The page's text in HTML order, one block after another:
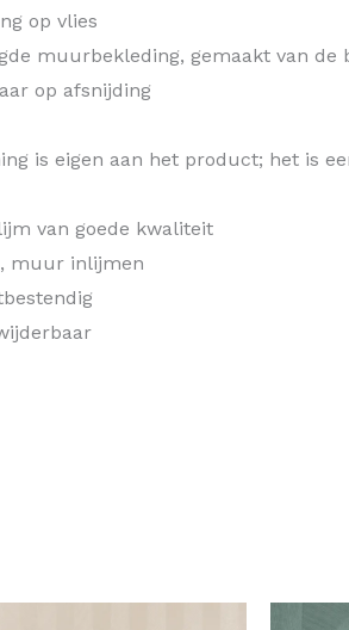
op vlies
muurbekleding, gemaakt van de
op afsnijding
is eigen aan het product; het is
van goede kwaliteit
muur inlijmen